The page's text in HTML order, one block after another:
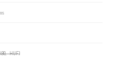
HUF)